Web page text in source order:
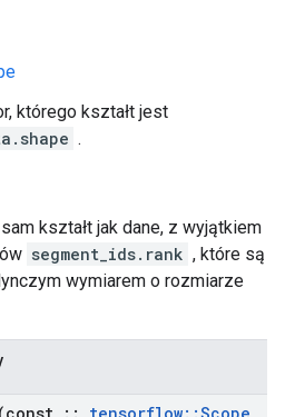
którego kształt jest
.
kształt jak dane, z wyjątkiem
segment_ids.rank , które są
wymiarem o rozmiarze